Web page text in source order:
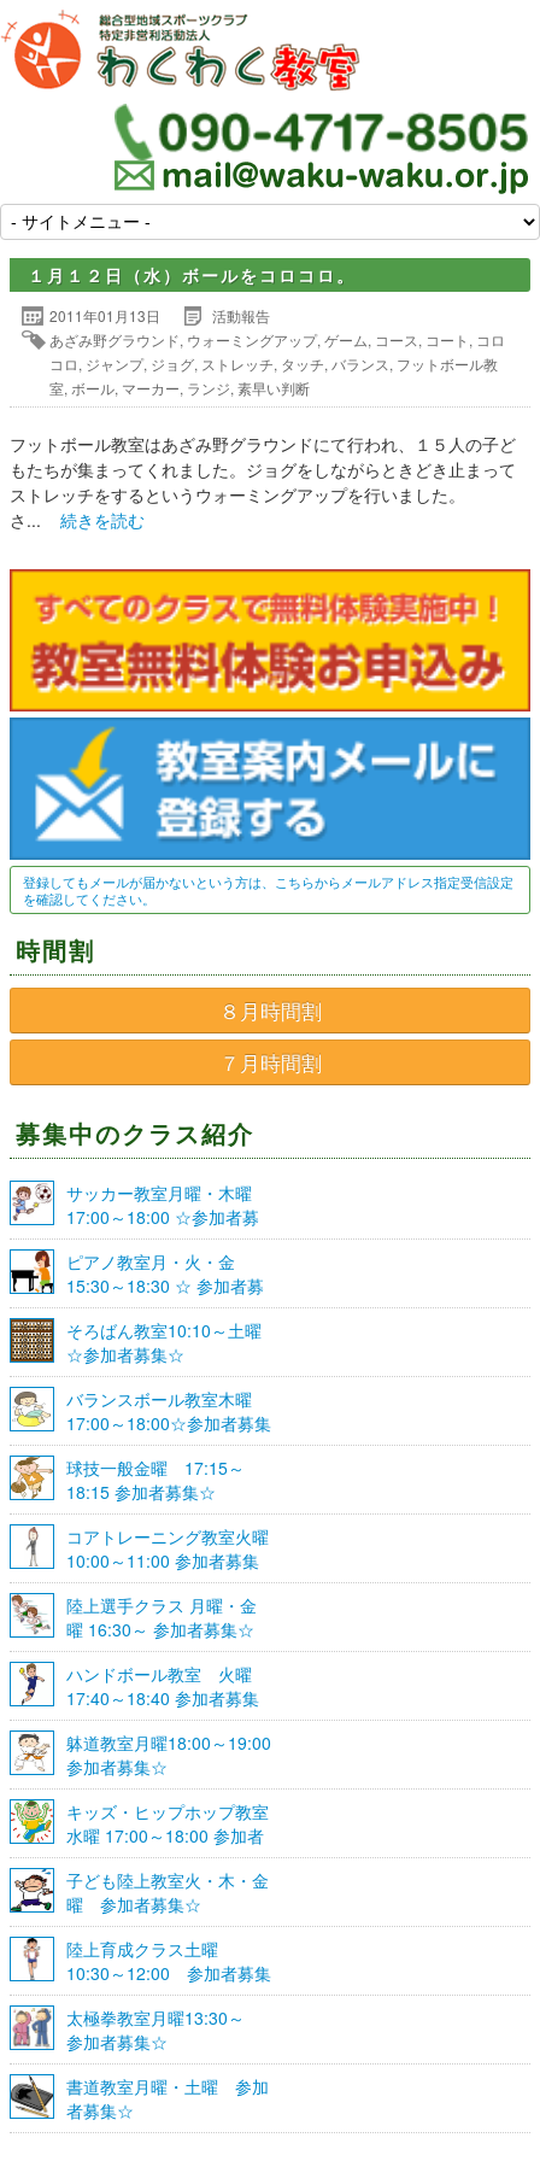
１月１２日（水）ボールをコロコロ。
2011年01月13日
活動報告
あざみ野グラウンド, ウォーミングアップ, ゲーム, コース, コート , コロ
コロ, ジャンプ, ジョグ, ストレッチ, タッチ, バランス, フットボール教
室, ボール, マーカー, ランジ, 素早い判断
フットボール教室はあざみ野グラウンドにて行われ、１５人の子ど
もたちが集まってくれました。ジョグをしながらときどき止まって
ストレッチをするというウォーミングアップを行いました。
さ... 続きを読む
登録してもメールが届かないという方は、こちらからメールアドレス指定受信設定
を確認してください。
時間割
８月時間割
７月時間割
募集中のクラス紹介
サッカー教室月曜・木曜
17:00～18:00 ☆参加者募
集☆
ピアノ教室月・火・金
15:30～18:30 ☆ 参加者募
集☆
そろばん教室10:10～土曜
☆参加者募集☆
バランスボール教室木曜
17:00～18:00☆参加者募集
☆
球技一般金曜 17:15～
18:15 参加者募集☆
コアトレーニング教室火曜
10:00～11:00 参加者募集
陸上選手クラス 月曜・金
曜 16:30～ 参加者募集☆
ハンドボール教室 火曜
17:40～18:40 参加者募集
☆
躰道教室月曜18:00～19:00
参加者募集☆
キッズ・ヒップホップ教室
水曜 17:00～18:00 参加者
募集☆
子ども陸上教室火・木・金
曜 参加者募集☆
陸上育成クラス土曜
10:30～12:00 参加者募集
☆
太極拳教室月曜13:30～
参加者募集☆
書道教室月曜・土曜 参加
者募集☆